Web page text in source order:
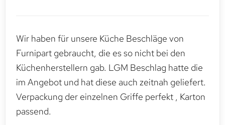
Wir haben für unsere Küche Beschläge von
Furnipart gebraucht, die es so nicht bei den
Küchenherstellern gab. LGM Beschlag hatte die
im Angebot und hat diese auch zeitnah geliefert.
Verpackung der einzelnen Griffe perfekt , Karton
passend.